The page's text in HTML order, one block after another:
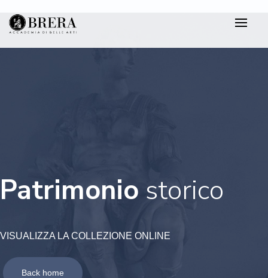
contenuto
principale
Patrimonio storico
VISUALIZZA LA COLLEZIONE ONLINE
Back home